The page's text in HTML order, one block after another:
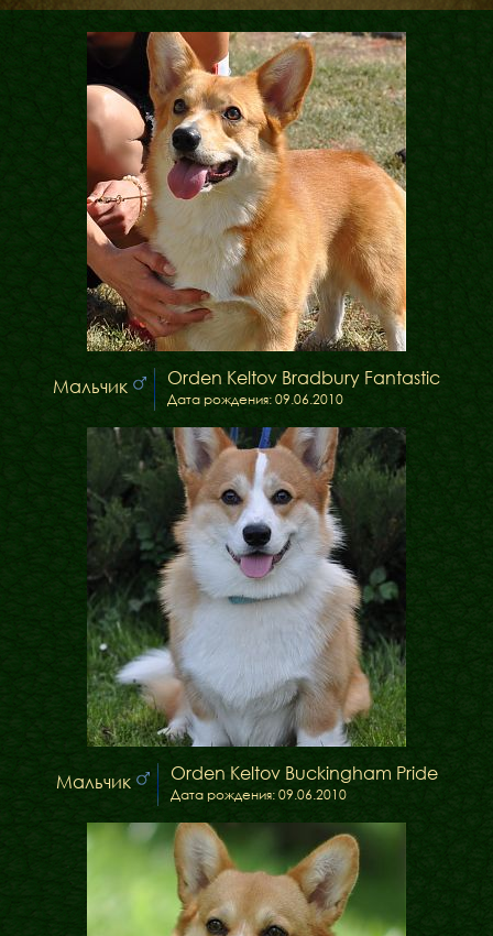
Мальчик Orden Keltov Bradbury Fantastic
Дата рождения: 09.06.2010
Мальчик Orden Keltov Buckingham Pride
Дата рождения: 09.06.2010
ФАКТИ